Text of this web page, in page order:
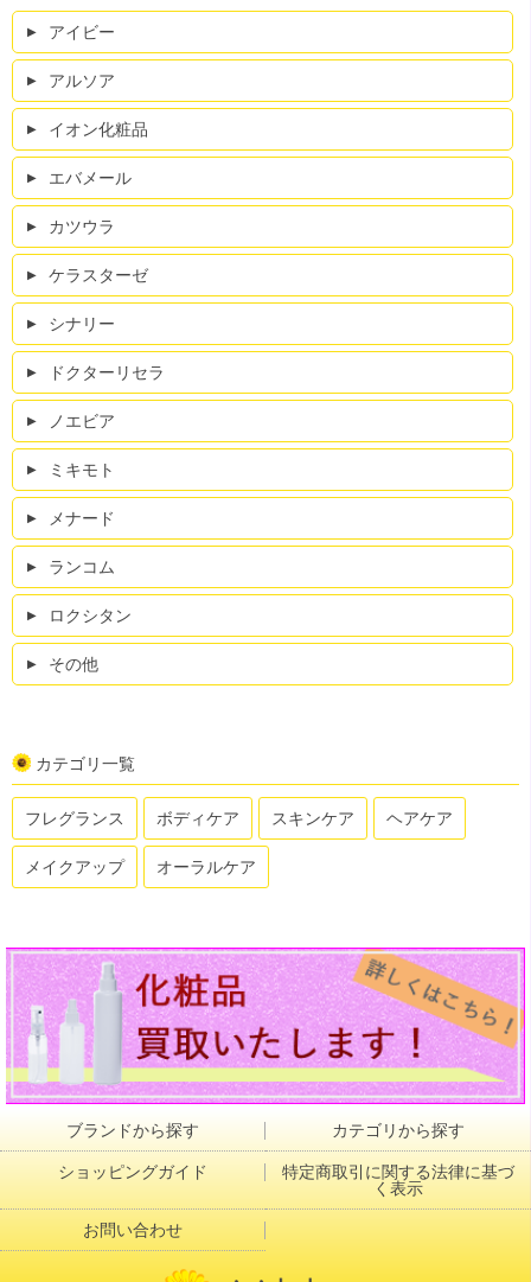
アイビー
アルソア
イオン化粧品
エバメール
カツウラ
ケラスターゼ
シナリー
ドクターリセラ
ノエビア
ミキモト
メナード
ランコム
ロクシタン
その他
カテゴリ一覧
フレグランス ボディケア スキンケア ヘアケア
メイクアップ オーラルケア
ブランドから探す カテゴリから探す
ショッピングガイド
特定商取引に関する法律に基づ
く表示
お問い合わせ